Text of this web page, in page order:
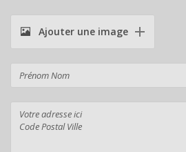
Ajouter une image